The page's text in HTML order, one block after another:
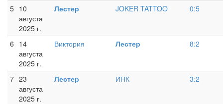
5 10
августа
2025 г.
Лестер JOKER TATTOO 0:5
6 14
августа
2025 г.
Виктория Лестер 8:2
7 23
августа
2025 г.
Лестер ИНК 3:2